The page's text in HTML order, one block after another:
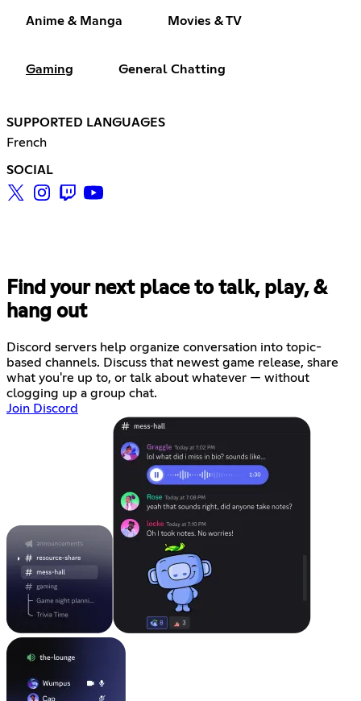
Anime & Manga Movies & TV
Gaming General Chatting
SUPPORTED LANGUAGES
French
SOCIAL
Find your next place to talk, play, &
hang out
Discord servers help organize conversation into topic-
based channels. Discuss that newest game release, share
what you're up to, or talk about whatever — without
clogging up a group chat.
Join Discord